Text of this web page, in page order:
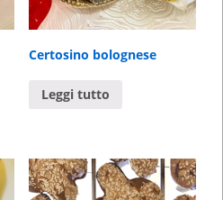
Certosino bolognese
Leggi tutto